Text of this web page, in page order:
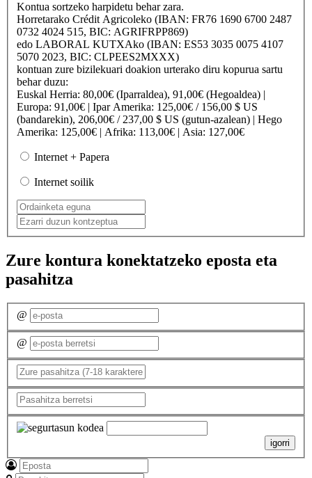
Kontua sortzeko harpidetu behar zara.
Horretarako Crédit Agricoleko (IBAN: FR76 1690 6700 2487
0732 4024 515, BIC: AGRIFRPP869)
edo LABORAL KUTXAko (IBAN: ES53 3035 0075 4107
5070 2023, BIC: CLPEES2MXXX)
kontuan zure bizilekuari doakion urterako diru kopurua sartu
behar duzu:
Euskal Herria: 80,00€ (Iparraldea), 91,00€ (Hegoaldea) |
Europa: 91,00€ | Ipar Amerika: 125,00€ / 156,00 $ US
(bandarekin), 206,00€ / 237,00 $ US (gutun-azalean) | Hego
Amerika: 125,00€ | Afrika: 113,00€ | Asia: 127,00€
Internet + Papera
Internet soilik
Zure kontura konektatzeko eposta eta
pasahitza
@
@
igorri